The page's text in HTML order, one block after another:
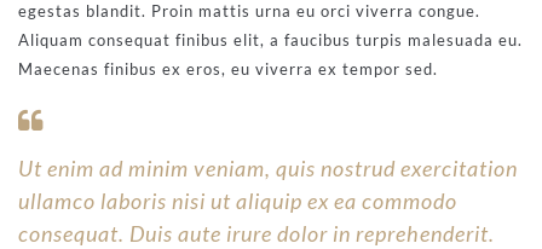
egestas blandit. Proin mattis urna eu orci viverra congue.
Aliquam consequat finibus elit, a faucibus turpis malesuada eu.
Maecenas finibus ex eros, eu viverra ex tempor sed.
Ut enim ad minim veniam, quis nostrud exercitation
ullamco laboris nisi ut aliquip ex ea commodo
consequat. Duis aute irure dolor in reprehenderit.